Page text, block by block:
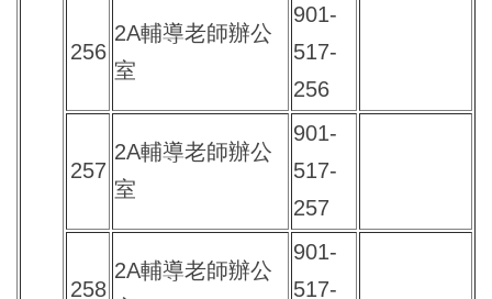
256
2A輔導老師辦公
室
901-
517-
256
257
2A輔導老師辦公
室
901-
517-
257
258
2A輔導老師辦公
901-
517-